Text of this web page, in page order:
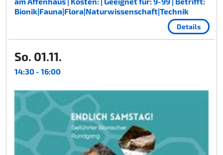
Bionik|Fauna|Flora|Naturwissenschaft|Technik
Details
So. 01.11.
14:30 - 16:00